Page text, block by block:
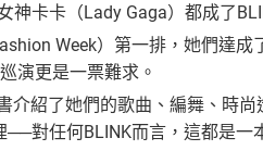
卡卡（Lady Gaga）都成了
Week）第一排，她們達成
演更是一票難求。
介紹了她們的歌曲、編舞、時
對任何BLINK而言，這都是一